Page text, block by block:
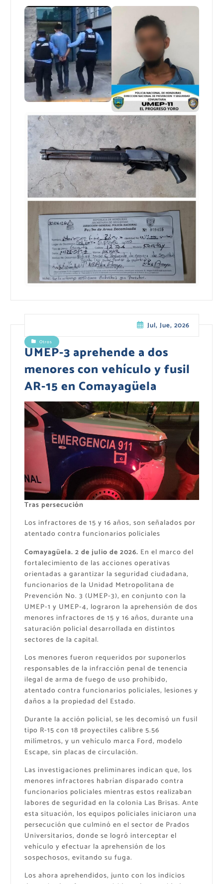
Jul, Jue, 2026
Otros
UMEP-3 aprehende a dos
menores con vehículo y fusil
AR-15 en Comayagüela
Tras persecución
Los infractores de 15 y 16 años, son señalados por
atentado contra funcionarios policiales
Comayagüela. 2 de julio de 2026. En el marco del
fortalecimiento de las acciones operativas
orientadas a garantizar la seguridad ciudadana,
funcionarios de la Unidad Metropolitana de
Prevención No. 3 (UMEP-3), en conjunto con la
UMEP-1 y UMEP-4, lograron la aprehensión de dos
menores infractores de 15 y 16 años, durante una
saturación policial desarrollada en distintos
sectores de la capital.
Los menores fueron requeridos por suponerlos
responsables de la infracción penal de tenencia
ilegal de arma de fuego de uso prohibido,
atentado contra funcionarios policiales, lesiones y
daños a la propiedad del Estado.
Durante la acción policial, se les decomisó un fusil
tipo R-15 con 18 proyectiles calibre 5.56
milímetros, y un vehículo marca Ford, modelo
Escape, sin placas de circulación.
Las investigaciones preliminares indican que, los
menores infractores habrían disparado contra
funcionarios policiales mientras estos realizaban
labores de seguridad en la colonia Las Brisas. Ante
esta situación, los equipos policiales iniciaron una
persecución que culminó en el sector de Prados
Universitarios, donde se logró interceptar el
vehículo y efectuar la aprehensión de los
sospechosos, evitando su fuga.
Los ahora aprehendidos, junto con los indicios